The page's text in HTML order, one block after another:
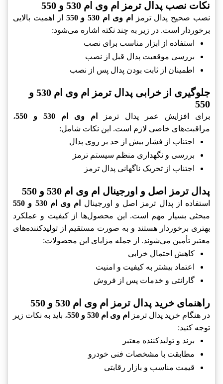
نکات نصب پدال ترمز ام وی ام 530 و 550
نصب صحیح پدال ترمز ام وی ام 530 و 550
از اهمیت بالایی
برخوردار است. در زیر به چند نکته اشاره می‌شود:
استفاده از ابزار مناسب برای نصب
بررسی موقعیت پدال قبل از نصب
اطمینان از ثابت بودن پدال پس از نصب
جلوگیری از خرابی پدال ترمز ام وی ام 530 و
550
برای افزایش عمر پدال ترمز ام وی ام 530 و 550
،
مراقبت‌های خاصی لازم است. این نکات شامل:
اجتناب از فشار بیش از حد بر روی پدال
بررسی و نگهداری منظم سیستم ترمز
اجتناب از تحریک ناگهانی پدال ترمز
پدال ترمز اصل و اورجینال ام وی ام 530 و 550
استفاده از پدال ترمز اصل و اورجینال
ام وی ام 530 و 550
مبحثی بسیار مهم است. این محصول‌ها از کیفیت و عملکرد
بهتری برخوردار هستند و به صورت مستقیم از تولیدکننده‌های
معتبر تأمین می‌شوند. از جمله مزایای این محصولات:
کاهش احتمال خرابی
اعتماد بیشتر به کیفیت و امنیت
گارانتی و خدمات پس از فروش
راهنمای خرید پدال ترمز ام وی ام 530 و 550
در هنگام خرید پدال ترمز ام وی ام 530 و 550
، باید به نکات زیر
توجه کنید:
برند و تولیدکننده معتبر
مطابقت با مشخصات فنی خودرو
قیمت مناسب و بازار رقابتی